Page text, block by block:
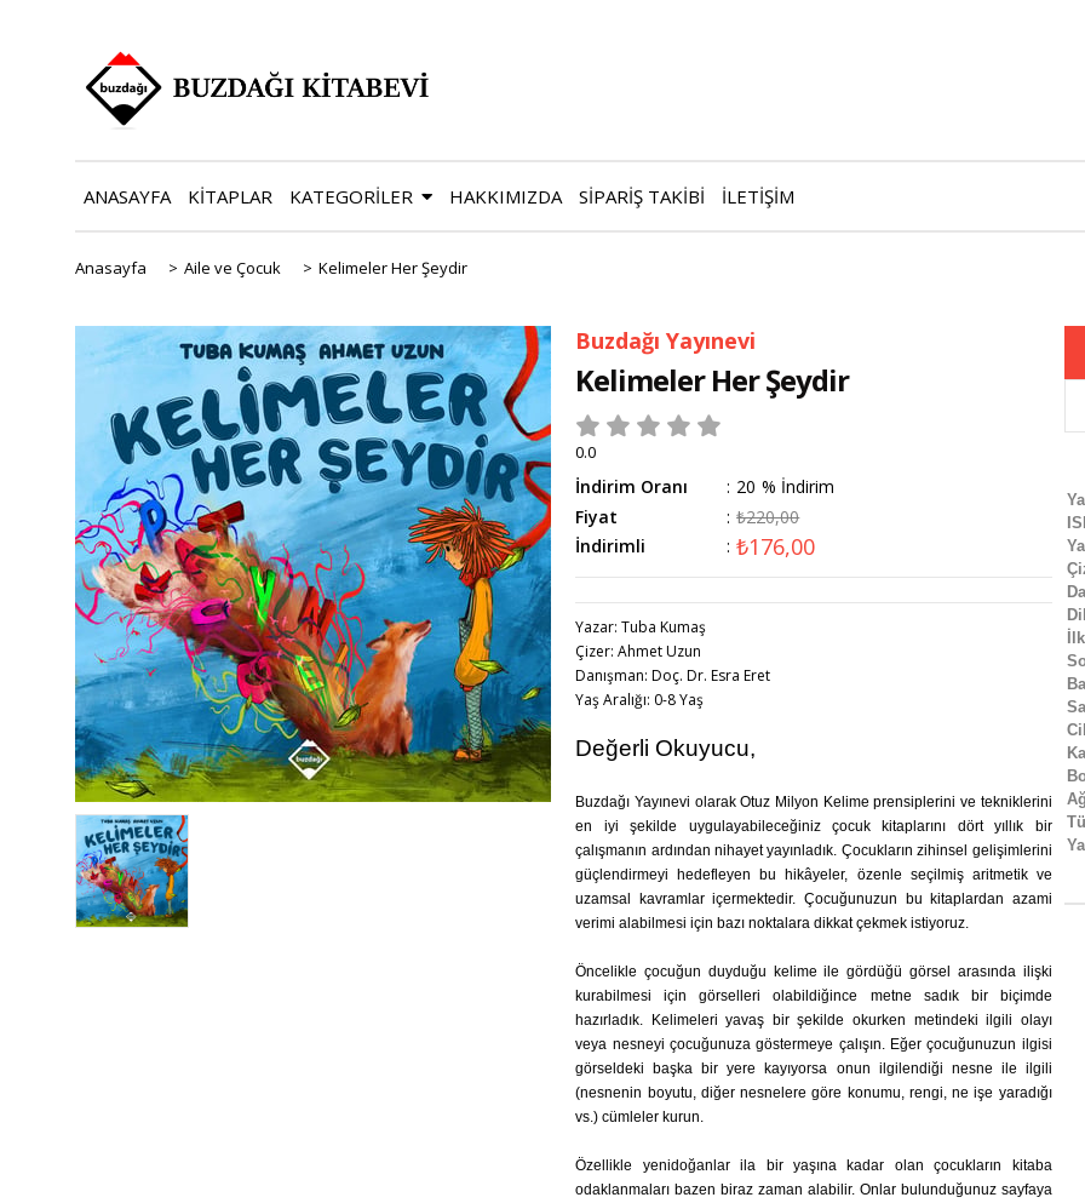
ANASAYFA KİTAPLAR KATEGORİLER HAKKIMIZDA SİPARİŞ TAKİBİ İLETİŞİM
Anasayfa > Aile ve Çocuk > Kelimeler Her Şeydir
Buzdağı Yayınevi
Kelimeler Her Şeydir
0.0
İndirim Oranı : %
20
İndirim
Fiyat
: ₺220,00
İndirimli
: ₺176,00
Yazar: Tuba Kumaş
Çizer: Ahmet Uzun
Danışman: Doç. Dr. Esra Eret
Yaş Aralığı: 0-8 Yaş
Değerli Okuyucu,
Buzdağı Yayınevi olarak Otuz Milyon Kelime prensiplerini ve tekniklerini
en iyi şekilde uygulayabileceğiniz çocuk kitaplarını dört yıllık bir
çalışmanın ardından nihayet yayınladık. Çocukların zihinsel gelişimlerini
güçlendirmeyi hedefleyen bu hikâyeler, özenle seçilmiş aritmetik ve
uzamsal kavramlar içermektedir. Çocuğunuzun bu kitaplardan azami
verimi alabilmesi için bazı noktalara dikkat çekmek istiyoruz.
Öncelikle çocuğun duyduğu kelime ile gördüğü görsel arasında ilişki
kurabilmesi için görselleri olabildiğince metne sadık bir biçimde
hazırladık. Kelimeleri yavaş bir şekilde okurken metindeki ilgili olayı
veya nesneyi çocuğunuza göstermeye çalışın. Eğer çocuğunuzun ilgisi
görseldeki başka bir yere kayıyorsa onun ilgilendiği nesne ile ilgili
(nesnenin boyutu, diğer nesnelere göre konumu, rengi, ne işe yaradığı
vs.) cümleler kurun.
Özellikle yenidoğanlar ila bir yaşına kadar olan çocukların kitaba
odaklanmaları bazen biraz zaman alabilir. Onlar bulunduğunuz sayfaya
Dil